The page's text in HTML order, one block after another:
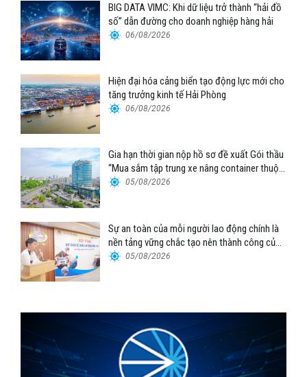
BIG DATA VIMC: Khi dữ liệu trở thành “hải đồ
số” dẫn đường cho doanh nghiệp hàng hải
06/08/2026
Hiện đại hóa cảng biển tạo động lực mới cho
tăng trưởng kinh tế Hải Phòng
06/08/2026
Gia hạn thời gian nộp hồ sơ đề xuất Gói thầu
“Mua sắm tập trung xe nâng container thuộc
Tổng công ty Hàng hải Việt Nam – CTCP”
05/08/2026
Sự an toàn của mỗi người lao động chính là
nền tảng vững chắc tạo nên thành công của
Cảng Đà Nẵng
05/08/2026